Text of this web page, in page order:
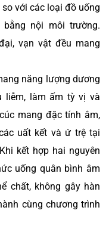
với các loại đồ uống
nội môi trường.
vạn vật đều mang
năng lượng dương
liễm, làm ấm tỳ vị và
mang đặc tính âm,
uất kết và ứ trệ tại
kết hợp hai nguyên
uống quân bình âm
chất, không gây hàn
cùng chương trình